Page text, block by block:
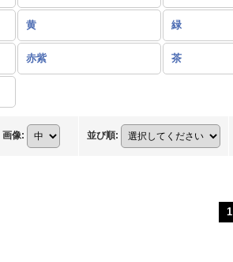
黄 緑
赤紫 茶
画像: 並び順:
1